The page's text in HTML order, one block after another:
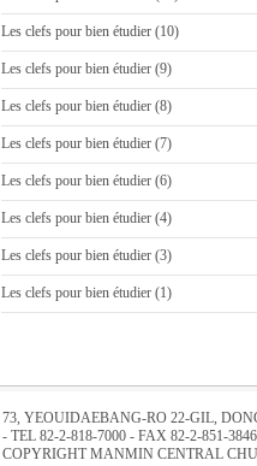
Les clefs pour bien étudier (10)
Les clefs pour bien étudier (9)
Les clefs pour bien étudier (8)
Les clefs pour bien étudier (7)
Les clefs pour bien étudier (6)
Les clefs pour bien étudier (4)
Les clefs pour bien étudier (3)
Les clefs pour bien étudier (1)
73, YEOUIDAEBANG-RO 22-GIL,
- TEL 82-2-818-7000 - FAX 82-2-851-3846
COPYRIGHT MANMIN CENTRAL